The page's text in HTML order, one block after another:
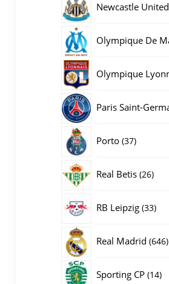
Newcastle United
Olympique De
Olympique
Paris Saint-
Porto 3737
Real Betis 2626
RB Leipzig 3333
Real Madrid 646
Sporting CP 1414